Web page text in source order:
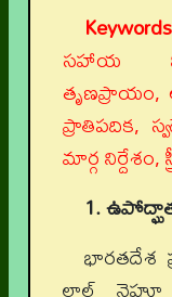
సహాయ
తృణప్రాయం,
ప్రాతిపదిక,
మార్గ
1.
భారతదేశ